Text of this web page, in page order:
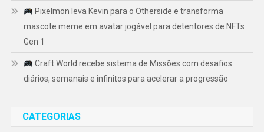
Pixelmon leva Kevin para o Otherside e transforma
mascote meme em avatar jogável para detentores de NFTs
Gen 1
Craft World recebe sistema de Missões com desafios
diários, semanais e infinitos para acelerar a progressão
CATEGORIAS